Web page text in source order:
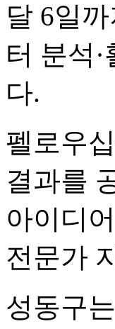
달 6일
터 분석
다.
펠로우
결과를
아이디
전문가
성동구